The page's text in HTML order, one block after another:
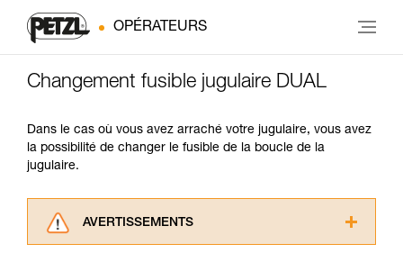
OPÉRATEURS
Changement fusible jugulaire DUAL
Dans le cas où vous avez arraché votre jugulaire, vous avez
la possibilité de changer le fusible de la boucle de la
jugulaire.
AVERTISSEMENTS